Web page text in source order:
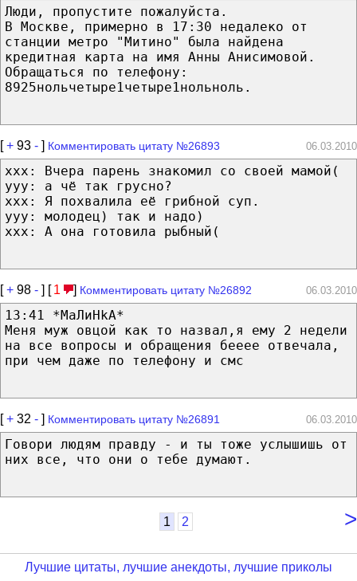
Люди, пропустите пожалуйста.
В Москве, примерно в 17:30 недалеко от
станции метро "Митино" была найдена
кредитная карта на имя Анны Анисимовой.
Обращаться по телефону:
8925нольчетыре1четыре1нольноль.
[+ 93 - ] Комментировать цитату №26893 06.03.2010
xxx: Вчера парень знакомил со своей мамой(
yyy: а чё так грусно?
xxx: Я похвалила её грибной суп.
yyy: молодец) так и надо)
xxx: А она готовила рыбный(
[+ 98 - ] [ 1 ] Комментировать цитату №26892 06.03.2010
13:41 *МаЛиНkА*
Меня муж овцой как то назвал,я ему 2 недели
на все вопросы и обращения бееее отвечала,
при чем даже по телефону и смс
[+ 32 - ] Комментировать цитату №26891 06.03.2010
Говори людям правду - и ты тоже услышишь от
них все, что они о тебе думают.
>
1 2
Лучшие цитаты, лучшие анекдоты, лучшие приколы